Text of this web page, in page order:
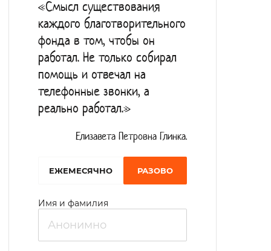
Досуг проживающие проводят в
спортивном зале, библиотеке, книжный
фонд которой насчитывает более 6 тыс.
экземпляров книг.
«Смысл существования
каждого благотворительного
фонда в том, чтобы он
работал. Не только собирал
помощь и отвечал на
телефонные звонки, а
реально работал.»
Елизавета Петровна Глинка.
EЖЕМЕСЯЧНО РАЗОВО
Имя и фамилия